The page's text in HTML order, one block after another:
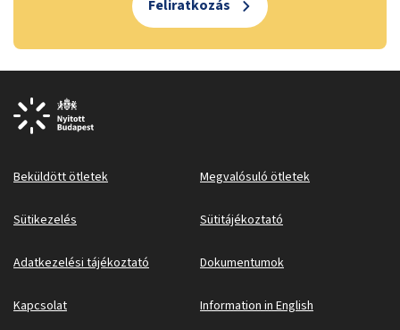
Feliratkozás
Beküldött ötletek Megvalósuló ötletek
Sütikezelés Sütitájékoztató
Adatkezelési tájékoztató Dokumentumok
Kapcsolat Information in English